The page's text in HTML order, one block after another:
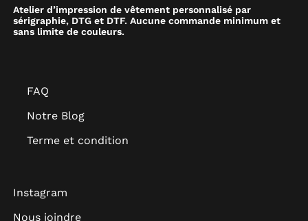
Atelier d’impression de vêtement personnalisé par
sérigraphie, DTG et DTF. Aucune commande minimum et
sans limite de couleurs.
FAQ
Notre Blog
Terme et condition
Instagram
Nous joindre